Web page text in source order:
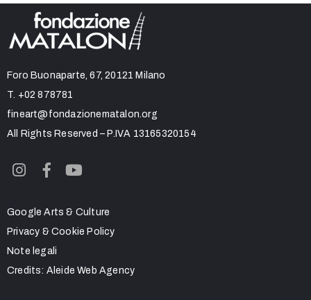
Foro Buonaparte, 67, 20121 Milano
T. +02 878781
fineart@fondazionematalon.org
All Rights Reserved – P.IVA 13165320154
Google Arts & Culture
Privacy & Cookie Policy
Note legali
Credits: Aleide Web Agency